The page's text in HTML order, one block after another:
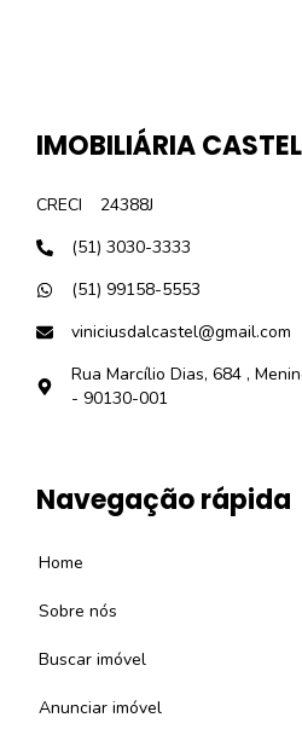
IMOBILIÁRIA CASTEL
CRECI
24388J
(51) 3030-3333
(51) 99158-5553
viniciusdalcastel@gmail.com
Rua Marcílio Dias, 684 ,
- 90130-001
Navegação rápida
Home
Sobre nós
Buscar imóvel
Anunciar imóvel